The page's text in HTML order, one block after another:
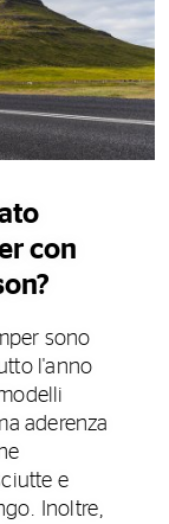
con
sono
l'anno
aderenza
e
Inoltre,